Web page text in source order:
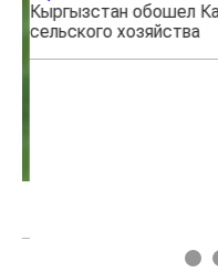
Кыргызстан обошел
сельского хозяйства
1